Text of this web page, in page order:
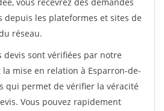
depuis les plateformes et sites de
réseau.
devis sont vérifiées par notre
mise en relation à Esparron-de-
qui permet de vérifier la véracité
Vous pouvez rapidement